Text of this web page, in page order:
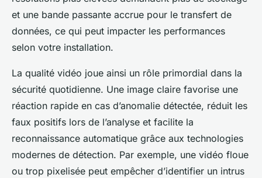
et une bande passante accrue pour le transfert de
données, ce qui peut impacter les performances
selon votre installation.
La qualité vidéo joue ainsi un rôle primordial dans la
sécurité quotidienne. Une image claire favorise une
réaction rapide en cas d’anomalie détectée, réduit les
faux positifs lors de l’analyse et facilite la
reconnaissance automatique grâce aux technologies
modernes de détection. Par exemple, une vidéo floue
ou trop pixelisée peut empêcher d’identifier un intrus